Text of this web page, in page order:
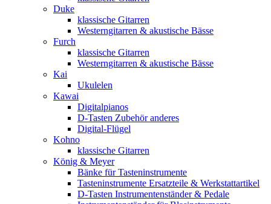
Duke
klassische Gitarren
Westerngitarren & akustische Bässe
Furch
klassische Gitarren
Westerngitarren & akustische Bässe
Kai
Ukulelen
Kawai
Digitalpianos
D-Tasten Zubehör anderes
Digital-Flügel
Kohno
klassische Gitarren
König & Meyer
Bänke für Tasteninstrumente
Tasteninstrumente Ersatzteile & Werkstattartikel
D-Tasten Instrumentenständer & Pedale